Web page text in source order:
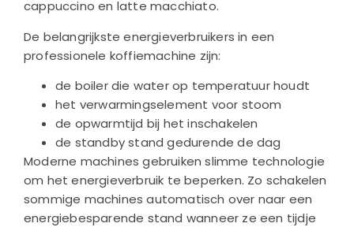
cappuccino en latte macchiato.
De belangrijkste energieverbruikers in een
professionele koffiemachine zijn:
de boiler die water op temperatuur houdt
het verwarmingselement voor stoom
de opwarmtijd bij het inschakelen
de standby stand gedurende de dag
Moderne machines gebruiken slimme technologie
om het energieverbruik te beperken. Zo schakelen
sommige machines automatisch over naar een
energiebesparende stand wanneer ze een tijdje